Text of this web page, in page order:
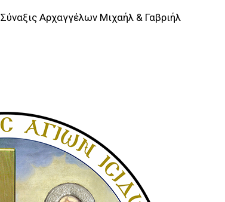
Σύναξις Αρχαγγέλων Μιχαήλ & Γαβριήλ